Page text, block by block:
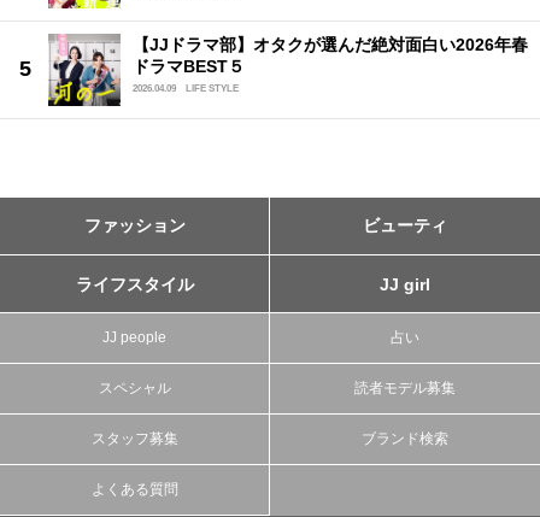
【JJドラマ部】オタクが選んだ絶対面白い2026年春
ドラマBEST５
2026.04.09 LIFE STYLE
ファッション ビューティ
ライフスタイル JJ girl
JJ people 占い
スペシャル 読者モデル募集
スタッフ募集 ブランド検索
よくある質問